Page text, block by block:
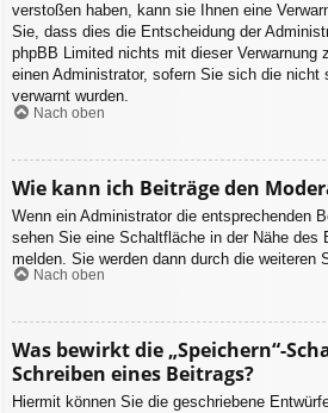
verstoßen haben, kann sie Ihnen eine
Sie, dass dies die Entscheidung der
phpBB Limited nichts mit dieser Verwarnung
einen Administrator, sofern Sie sich die nicht
verwarnt wurden.
Nach oben
Wie kann ich Beiträge den
Wenn ein Administrator die entsprechenden
sehen Sie eine Schaltfläche in der Nähe des
melden. Sie werden dann durch die weiteren
Nach oben
Was bewirkt die „Speichern“-
Schreiben eines Beitrags?
Hiermit können Sie die geschriebene